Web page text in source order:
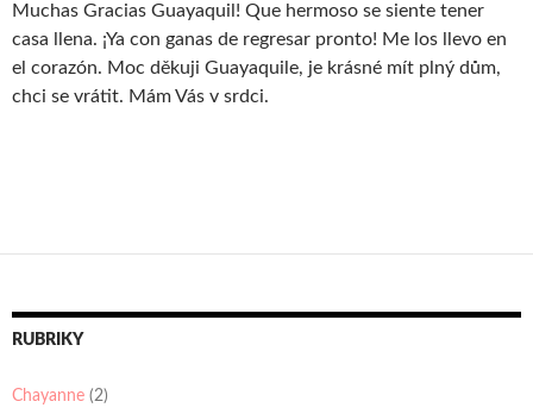
Muchas Gracias Guayaquil! Que hermoso se siente tener
casa llena. ¡Ya con ganas de regresar pronto! Me los llevo en
el corazón. Moc děkuji Guayaquile, je krásné mít plný dům,
chci se vrátit. Mám Vás v srdci.
RUBRIKY
Chayanne (2)